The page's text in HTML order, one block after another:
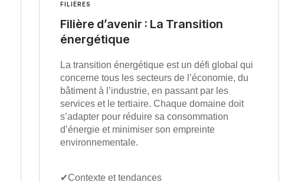
FILIÈRES
Filière d’avenir : La Transition
énergétique
La transition énergétique est un défi global qui
concerne tous les secteurs de l’économie, du
bâtiment à l’industrie, en passant par les
services et le tertiaire. Chaque domaine doit
s’adapter pour réduire sa consommation
d’énergie et minimiser son empreinte
environnementale.
✔︎Contexte et tendances